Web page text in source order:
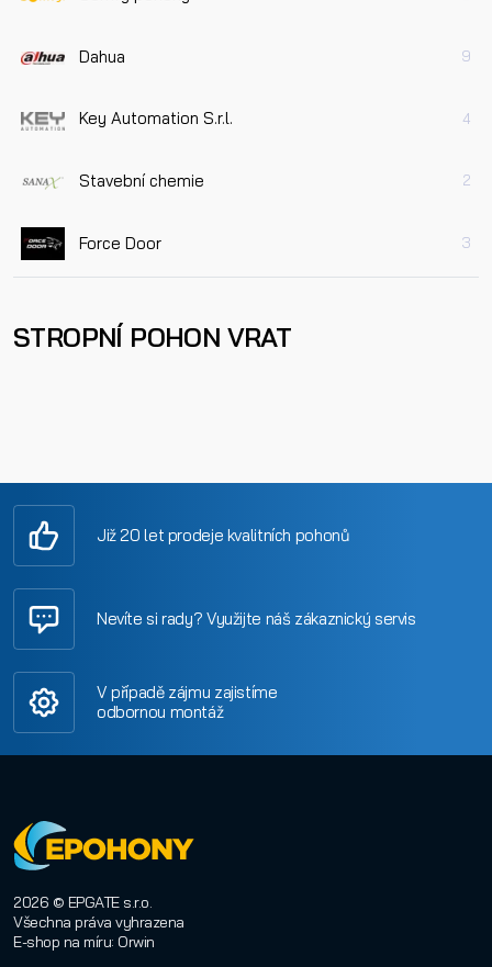
Dahua 9
Key Automation S.r.l. 4
Stavební chemie 2
Force Door 3
STROPNÍ POHON VRAT
Již 20 let prodeje kvalitních pohonů
Nevíte si rady? Využijte náš zákaznický servis
V případě zájmu zajistíme
odbornou montáž
2026 © EPGATE s.r.o.
Všechna práva vyhrazena
E-shop na míru: Orwin